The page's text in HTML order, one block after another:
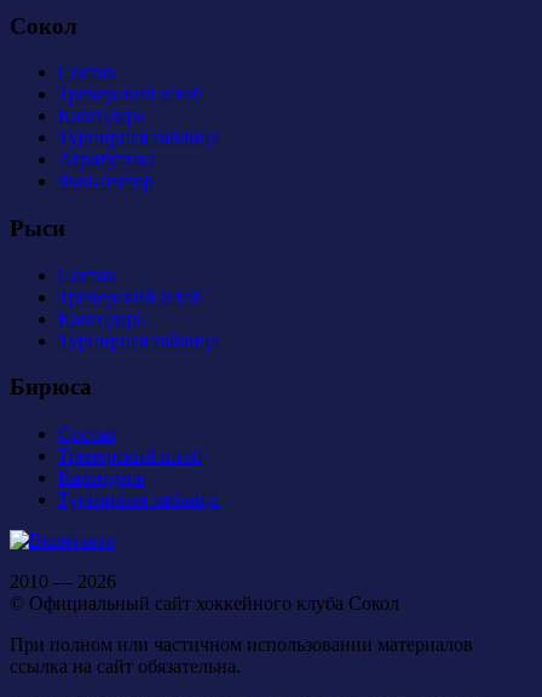
Сокол
Состав
Тренерский штаб
Календарь
Турнирная таблица
Атрибутика
Фан-сектор
Рыси
Состав
Тренерский штаб
Календарь
Турнирная таблица
Бирюса
Состав
Тренерский штаб
Календарь
Турнирная таблица
2010 — 2026
© Официальный сайт хоккейного клуба Сокол
При полном или частичном использовании материалов
ссылка на сайт обязательна.